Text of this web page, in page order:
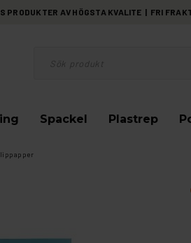
PRODUKTER AV HÖGSTA KVALITE | FRI
Spackel Plastrep